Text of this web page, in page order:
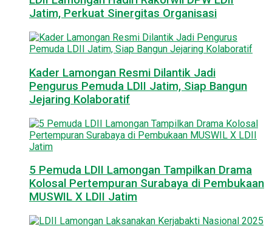
Jatim, Perkuat Sinergitas Organisasi
Kader Lamongan Resmi Dilantik Jadi
Pengurus Pemuda LDII Jatim, Siap Bangun
Jejaring Kolaboratif
5 Pemuda LDII Lamongan Tampilkan Drama
Kolosal Pertempuran Surabaya di Pembukaan
MUSWIL X LDII Jatim